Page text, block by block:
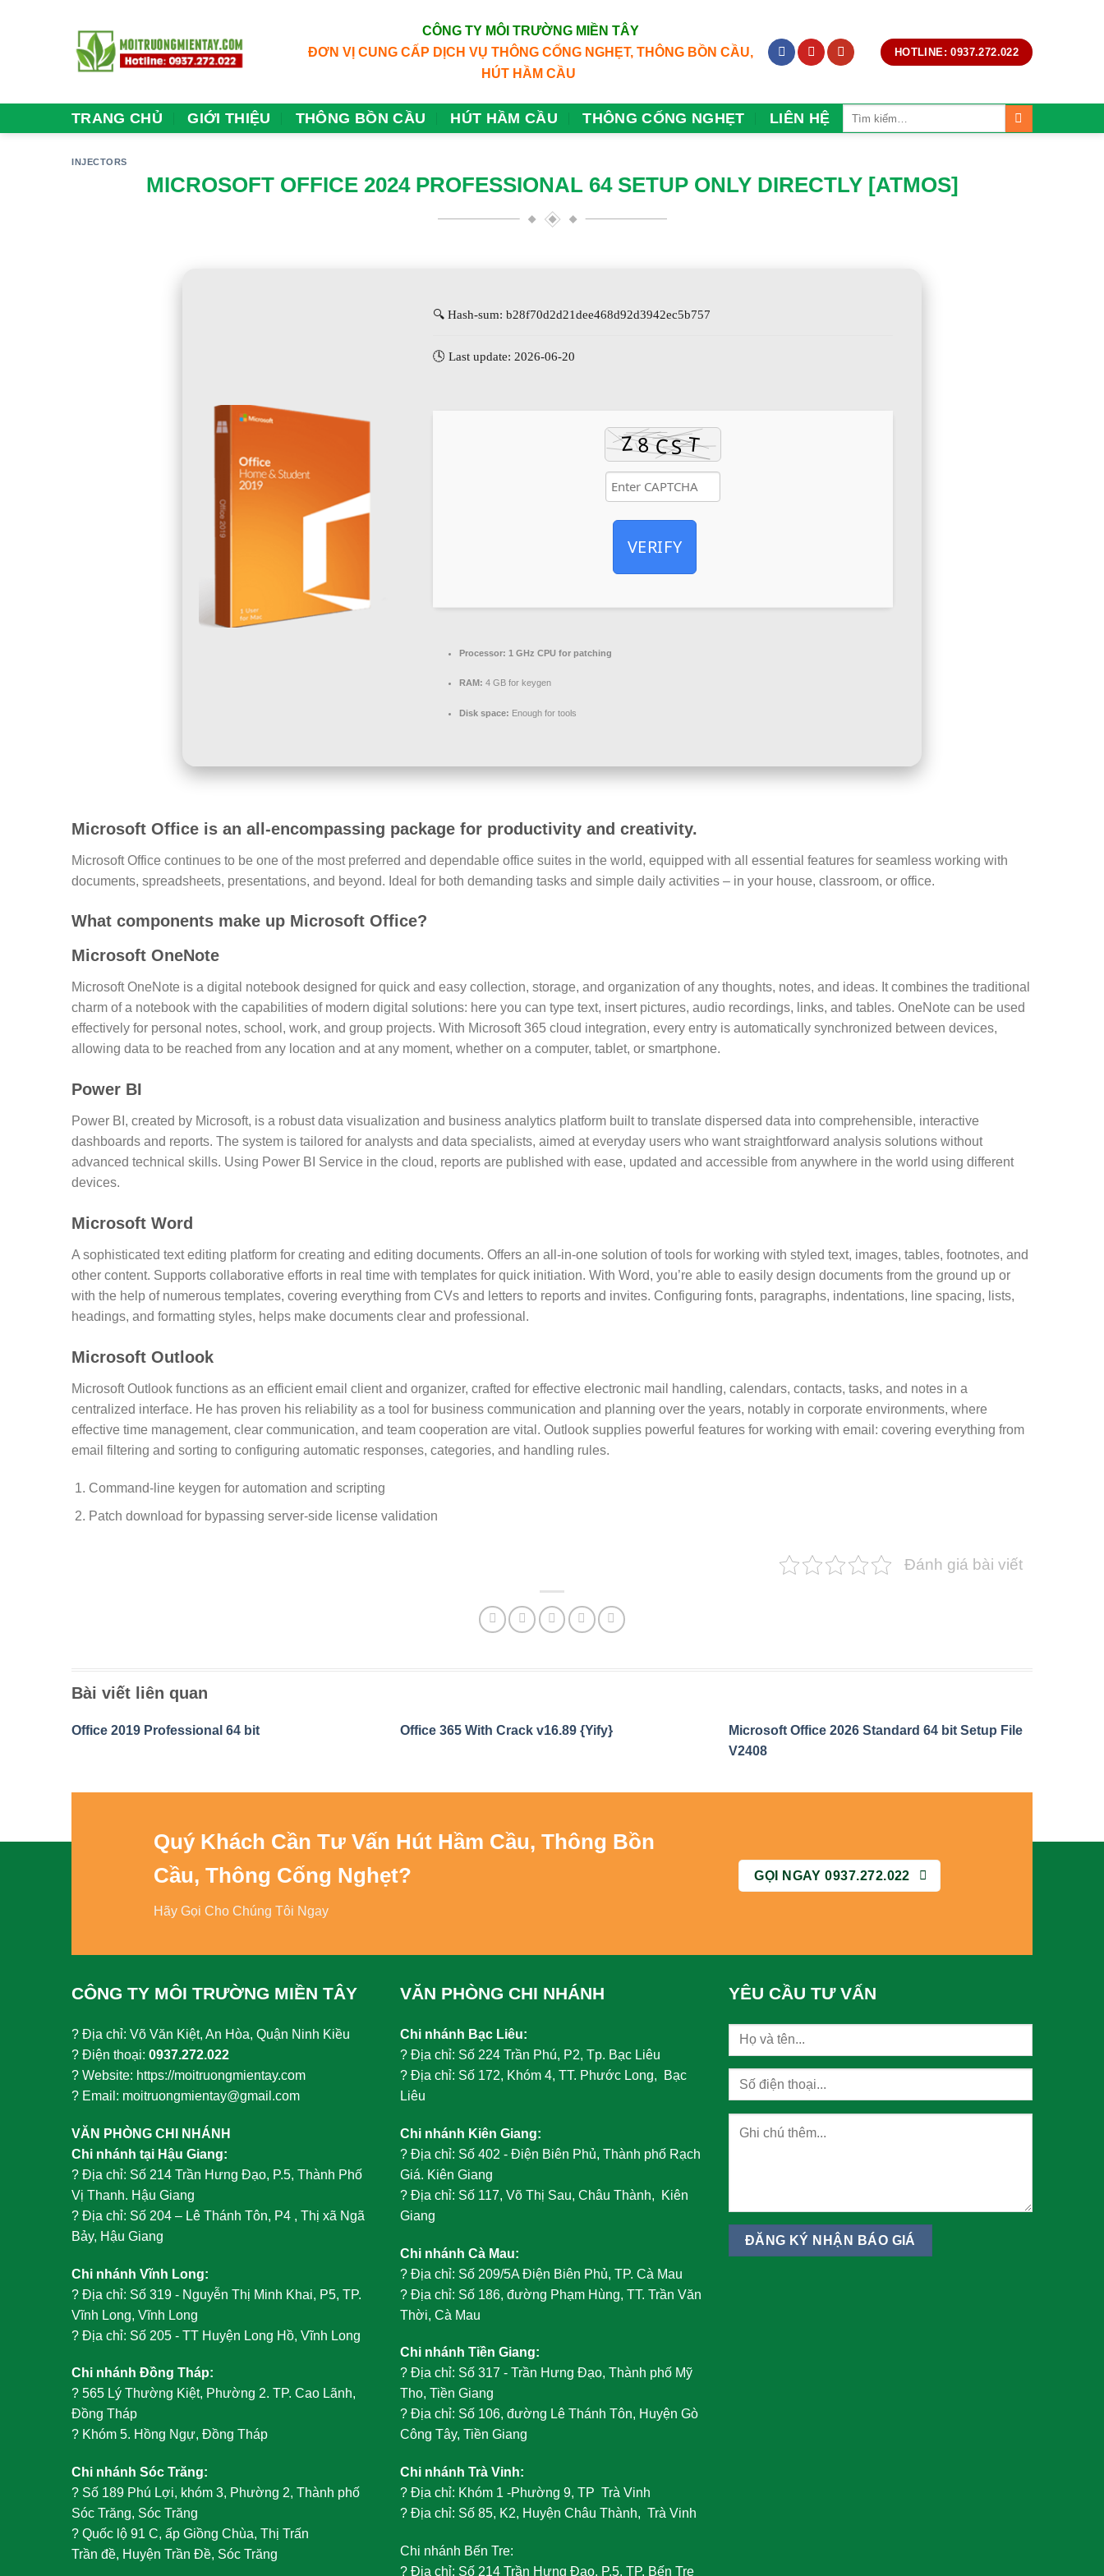
CÔNG TY MÔI TRƯỜNG MIỀN TÂY
ĐƠN VỊ CUNG CẤP DỊCH VỤ THÔNG CỐNG NGHẸT, THÔNG BỒN CẦU,
HÚT HẦM CẦU
HOTLINE: 0937.272.022
TRANG CHỦ GIỚI THIỆU THÔNG BỒN CẦU HÚT HẦM CẦU THÔNG CỐNG NGHẸT LIÊN HỆ
INJECTORS
MICROSOFT OFFICE 2024 PROFESSIONAL 64 SETUP ONLY DIRECTLY [ATMOS]
🔍 Hash-sum: b28f70d2d21dee468d92d3942ec5b757
🕓 Last update: 2026-06-20
VERIFY
Processor: 1 GHz CPU for patching
RAM: 4 GB for keygen
Disk space: Enough for tools
Microsoft Office is an all-encompassing package for productivity and creativity.
Microsoft Office continues to be one of the most preferred and dependable office suites in the world, equipped with all essential features for seamless working with
documents, spreadsheets, presentations, and beyond. Ideal for both demanding tasks and simple daily activities – in your house, classroom, or office.
What components make up Microsoft Office?
Microsoft OneNote
Microsoft OneNote is a digital notebook designed for quick and easy collection, storage, and organization of any thoughts, notes, and ideas. It combines the traditional
charm of a notebook with the capabilities of modern digital solutions: here you can type text, insert pictures, audio recordings, links, and tables. OneNote can be used
effectively for personal notes, school, work, and group projects. With Microsoft 365 cloud integration, every entry is automatically synchronized between devices,
allowing data to be reached from any location and at any moment, whether on a computer, tablet, or smartphone.
Power BI
Power BI, created by Microsoft, is a robust data visualization and business analytics platform built to translate dispersed data into comprehensible, interactive
dashboards and reports. The system is tailored for analysts and data specialists, aimed at everyday users who want straightforward analysis solutions without
advanced technical skills. Using Power BI Service in the cloud, reports are published with ease, updated and accessible from anywhere in the world using different
devices.
Microsoft Word
A sophisticated text editing platform for creating and editing documents. Offers an all-in-one solution of tools for working with styled text, images, tables, footnotes, and
other content. Supports collaborative efforts in real time with templates for quick initiation. With Word, you’re able to easily design documents from the ground up or
with the help of numerous templates, covering everything from CVs and letters to reports and invites. Configuring fonts, paragraphs, indentations, line spacing, lists,
headings, and formatting styles, helps make documents clear and professional.
Microsoft Outlook
Microsoft Outlook functions as an efficient email client and organizer, crafted for effective electronic mail handling, calendars, contacts, tasks, and notes in a
centralized interface. He has proven his reliability as a tool for business communication and planning over the years, notably in corporate environments, where
effective time management, clear communication, and team cooperation are vital. Outlook supplies powerful features for working with email: covering everything from
email filtering and sorting to configuring automatic responses, categories, and handling rules.
Command-line keygen for automation and scripting
Patch download for bypassing server-side license validation
Đánh giá bài viết
Bài viết liên quan
Office 2019 Professional 64 bit Office 365 With Crack v16.89 {Yify}
Microsoft Office 2026 Standard 64 bit Setup File
V2408
Quý Khách Cần Tư Vấn Hút Hầm Cầu, Thông Bồn
Cầu, Thông Cống Nghẹt?
Hãy Gọi Cho Chúng Tôi Ngay
GỌI NGAY 0937.272.022
CÔNG TY MÔI TRƯỜNG MIỀN TÂY
? Địa chỉ: Võ Văn Kiệt, An Hòa, Quận Ninh Kiều
? Điện thoại: 0937.272.022
? Website: https://moitruongmientay.com
? Email: moitruongmientay@gmail.com
VĂN PHÒNG CHI NHÁNH
Chi nhánh tại Hậu Giang:
? Địa chỉ: Số 214 Trần Hưng Đạo, P.5, Thành Phố
Vị Thanh. Hậu Giang
? Địa chỉ: Số 204 – Lê Thánh Tôn, P4 , Thị xã Ngã
Bảy, Hậu Giang
Chi nhánh Vĩnh Long:
? Địa chỉ: Số 319 - Nguyễn Thị Minh Khai, P5, TP.
Vĩnh Long, Vĩnh Long
? Địa chỉ: Số 205 - TT Huyện Long Hồ, Vĩnh Long
Chi nhánh Đồng Tháp:
? 565 Lý Thường Kiệt, Phường 2. TP. Cao Lãnh,
Đồng Tháp
? Khóm 5. Hồng Ngự, Đồng Tháp
Chi nhánh Sóc Trăng:
? Số 189 Phú Lợi, khóm 3, Phường 2, Thành phố
Sóc Trăng, Sóc Trăng
? Quốc lộ 91 C, ấp Giồng Chùa, Thị Trấn
Trần đề, Huyện Trần Đề, Sóc Trăng
VĂN PHÒNG CHI NHÁNH
Chi nhánh Bạc Liêu:
? Địa chỉ: Số 224 Trần Phú, P2, Tp. Bạc Liêu
? Địa chỉ: Số 172, Khóm 4, TT. Phước Long, Bạc
Liêu
Chi nhánh Kiên Giang:
? Địa chỉ: Số 402 - Điện Biên Phủ, Thành phố Rạch
Giá. Kiên Giang
? Địa chỉ: Số 117, Võ Thị Sau, Châu Thành, Kiên
Giang
Chi nhánh Cà Mau:
? Địa chỉ: Số 209/5A Điện Biên Phủ, TP. Cà Mau
? Địa chỉ: Số 186, đường Phạm Hùng, TT. Trần Văn
Thời, Cà Mau
Chi nhánh Tiền Giang:
? Địa chỉ: Số 317 - Trần Hưng Đạo, Thành phố Mỹ
Tho, Tiền Giang
? Địa chỉ: Số 106, đường Lê Thánh Tôn, Huyện Gò
Công Tây, Tiền Giang
Chi nhánh Trà Vinh:
? Địa chỉ: Khóm 1 -Phường 9, TP Trà Vinh
? Địa chỉ: Số 85, K2, Huyện Châu Thành, Trà Vinh
Chi nhánh Bến Tre:
? Địa chỉ: Số 214 Trần Hưng Đạo, P.5, TP. Bến Tre
YÊU CẦU TƯ VẤN